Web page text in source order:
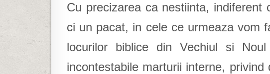
Cu precizarea ca nestiinta, indiferent
ci un pacat, in cele ce urmeaza vom
locurilor biblice din Vechiul si
incontestabile marturii interne, privind